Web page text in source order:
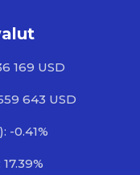
169 USD
643 USD
-0.41%